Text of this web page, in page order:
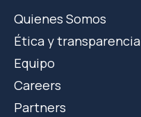
Quienes Somos
Ética y transparencia
Equipo
Careers
Partners